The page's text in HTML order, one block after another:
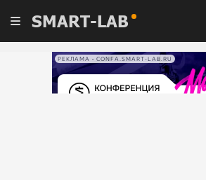
SMART-LAB
РЕКЛАМА • CONFA.SMART-LAB.RU